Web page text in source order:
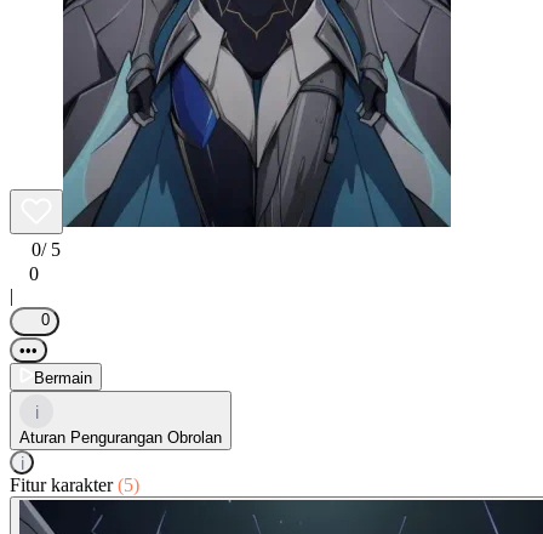
0/ 5
0
|
0
•••
Bermain
i
Aturan Pengurangan Obrolan
i
Fitur karakter(5)